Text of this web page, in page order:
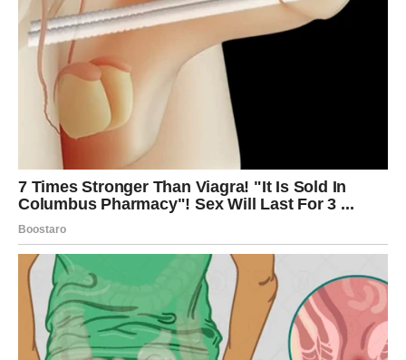
JAČI
Dok se dešavaju velike promene na ljubavnom i
finansijskom planu, porodica će vam biti najveća podrška.
Stari nesporazumi odlaze u prošlost
Razgovori koje ste dugo odlagali konačno će biti
obavljeni. Neke tenzije među članovima porodice polako
će nestajati, a vi ćete osetiti veliko olakšanje.
Biće vam jasno koliko vam znače ljudi koji su ostali uz vas
i u najtežim trenucima.
Podrška stiže kada vam bude